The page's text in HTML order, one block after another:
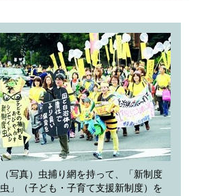
（写真）虫捕り網を持って、「新制度
虫」（子ども・子育て支援新制度）を